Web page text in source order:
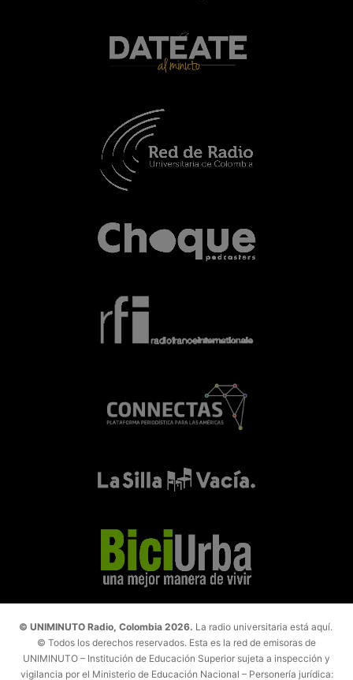
© UNIMINUTO Radio, Colombia 2026. La radio universitaria está aquí.
© Todos los derechos reservados. Esta es la red de emisoras de
UNIMINUTO – Institución de Educación Superior sujeta a inspección y
vigilancia por el Ministerio de Educación Nacional – Personería jurídica: